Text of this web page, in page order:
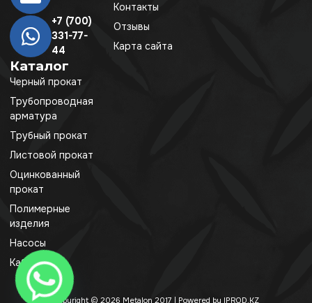
+7 (700)
331-77-
44
Каталог
Черный прокат
Трубопроводная
арматура
Трубный прокат
Листовой прокат
Оцинкованный
прокат
Полимерные
изделия
Насосы
Кабель
Контакты
Отзывы
Карта сайта
Copyright © 2026 Metalon 2017 | Powered by IPROD.KZ